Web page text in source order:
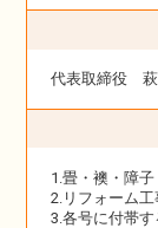
代表取締役 萩
1.畳・襖・障
2.リフォーム工
3.各号に付帯